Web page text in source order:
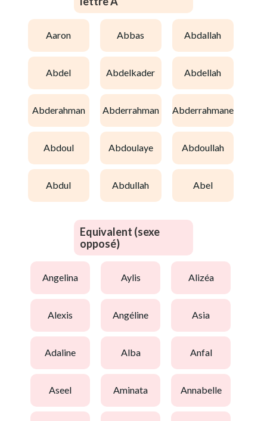
aaron abbas abdallah
abdel abdelkader abdellah
abderahman abderrahman abderrahmane
abdoul abdoulaye abdoullah
abdul abdullah abel
Equivalent (sexe
opposé)
angelina aylis alizéa
alexis angéline asia
adaline alba anfal
aseel aminata annabelle